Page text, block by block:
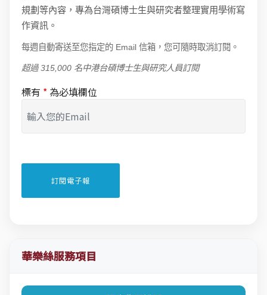
規劃等內容，專為台灣碩博士生與研究者整理實用學術寫
作資訊。
每週自動寄送至您指定的 Email 信箱，您可隨時取消訂閱。
超過 315,000 名中港台碩博士生與研究人員訂閱
標有 * 為必填欄位
華樂絲服務項目